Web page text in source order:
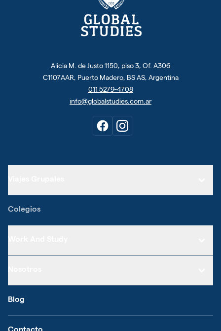
Alicia M. de Justo 1150, piso 3, Of. A306
C1107AAR, Puerto Madero, BS AS, Argentina
011 5279-4708
info@globalstudies.com.ar
Colegios
Blog